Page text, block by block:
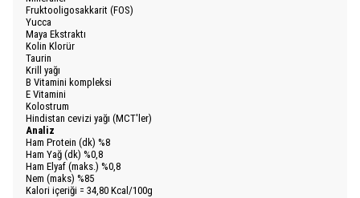
Fruktooligosakkarit (FOS)
Yucca
Maya Ekstraktı
Kolin Klorür
Taurin
Krill yağı
B Vitamini kompleksi
E Vitamini
Kolostrum
Hindistan cevizi yağı (MCT'ler)
Analiz
Ham Protein (dk) %8
Ham Yağ (dk) %0,8
Ham Elyaf (maks.) %0,8
Nem (maks) %85
Kalori içeriği = 34,80 Kcal/100g